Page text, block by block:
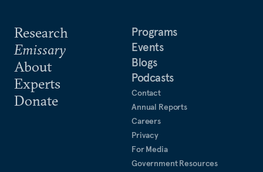
Research
Emissary
About
Experts
Donate
Programs
Events
Blogs
Podcasts
Contact
Annual Reports
Careers
Privacy
For Media
Government Resources